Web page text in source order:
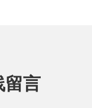
留言